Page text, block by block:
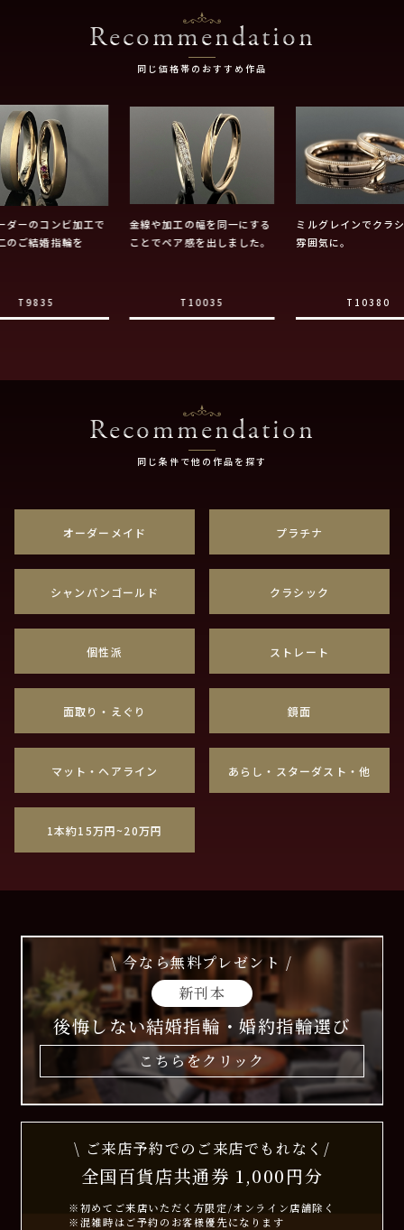
Recommendation
同じ価格帯のおすすめ作品
ダーのコンビ加工で
のご結婚指輪を
T9835
金線や加工の幅を同一にする
ことでペア感を出しました。
T10035
ミルグレインでクラ
雰囲気に。
T10380
Recommendation
同じ条件で他の作品を探す
オーダーメイド プラチナ
シャンパンゴールド クラシック
個性派 ストレート
面取り・えぐり 鏡面
マット・ヘアライン あらし・スターダスト・他
1本約15万円~20万円
\ 今なら無料プレゼント /
新刊本
後悔しない結婚指輪・婚約指輪選び
こちらをクリック
\ ご来店予約でのご来店でもれなく/
全国百貨店共通券 1,000円分
※初めてご来店いただく方限定/オンライン店舗除く
※混雑時はご予約のお客様優先になります